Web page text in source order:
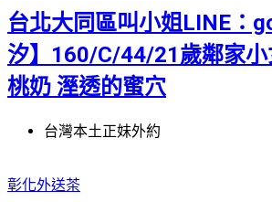
台北大同區叫小姐LINE：
汐】160/C/44/21歲鄰家小
桃奶 溼透的蜜穴
台灣本土正妹外約
彰化外送茶